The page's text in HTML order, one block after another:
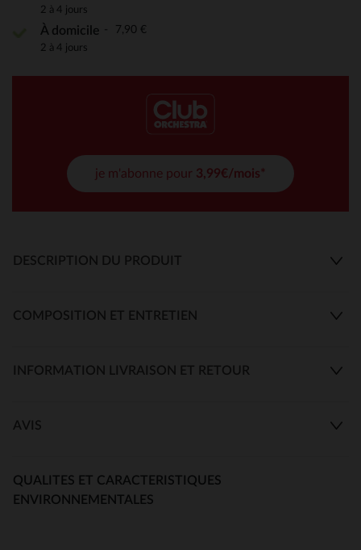
2 à 4 jours
À domicile 7,90 €
2 à 4 jours
je m'abonne pour 3,99€/mois*
DESCRIPTION DU PRODUIT
COMPOSITION ET ENTRETIEN
INFORMATION LIVRAISON ET RETOUR
AVIS
QUALITES ET CARACTERISTIQUES
ENVIRONNEMENTALES